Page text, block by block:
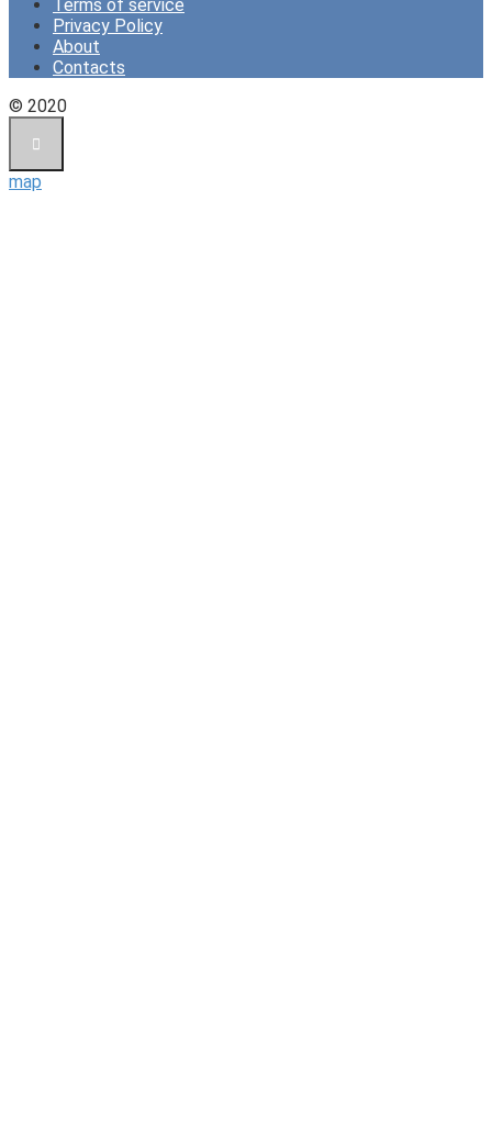
Terms of service
Privacy Policy
About
Contacts
© 2020
map